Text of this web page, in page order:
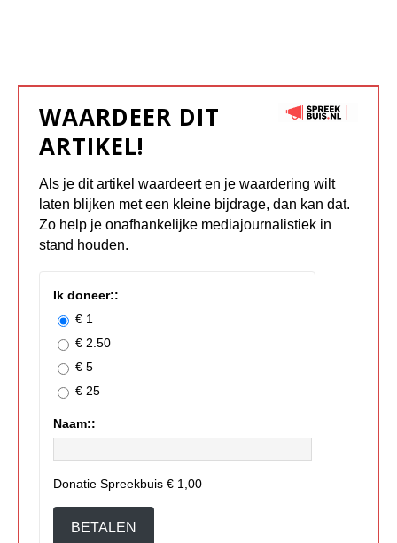
WAARDEER DIT
ARTIKEL!
Als je dit artikel waardeert en je waardering wilt
laten blijken met een kleine bijdrage, dan kan dat.
Zo help je onafhankelijke mediajournalistiek in
stand houden.
Ik doneer::
€ 1
€ 2.50
€ 5
€ 25
Naam::
Donatie Spreekbuis € 1,00
BETALEN